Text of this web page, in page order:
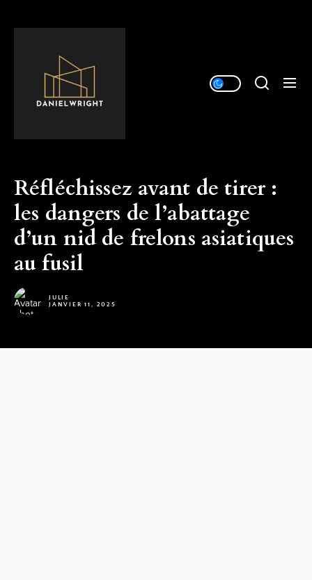
Réfléchissez avant de tirer :
les dangers de l’abattage
d’un nid de frelons asiatiques
au fusil
JULIE
JANVIER 11, 2025